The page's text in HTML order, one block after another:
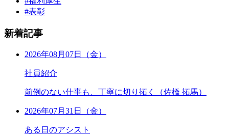
#表彰
新着記事
2026年08月07日（金）
社員紹介
前例のない仕事も、丁寧に切り拓く（佐橋 拓馬）
2026年07月31日（金）
ある日のアシスト